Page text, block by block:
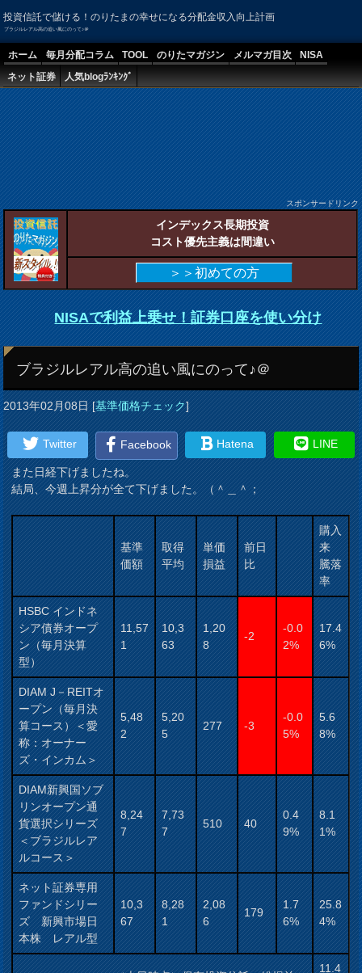
投資信託で儲ける！のりたまの幸せになる分配金収入向上計画
ブラジルレアル高の追い風にのって♪＠
ホーム 毎月分配コラム TOOL のりたマガジン メルマガ目次
NISA
ネット証券
人気blogﾗﾝｷﾝｸﾞ
スポンサードリンク
インデックス長期投資
コスト優先主義は間違い
＞＞初めての方
NISAで利益上乗せ！証券口座を使い分け
ブラジルレアル高の追い風にのって♪＠
2013年02月08日[基準価格チェック]
Twitter Facebook Hatena LINE
また日経下げましたね。
結局、今週上昇分が全て下げました。（＾＿＾；
基準
価額
取得
平均
単価
損益
前日
比
購入
来
騰落
率
HSBC インドネ
シア債券オープ
ン（毎月決算
型）
11,57
1
10,3
63
1,20
8
-2
-0.0
2%
17.4
6%
DIAM J－REITオ
ープン（毎月決
算コース）＜愛
称：オーナー
ズ・インカム＞
5,48
2
5,20
5
277 -3
-0.0
5%
5.6
8%
DIAM新興国ソブ
リンオープン通
貨選択シリーズ
＜ブラジルレア
ルコース＞
8,24
7
7,73
7
510 40
0.4
9%
8.1
1%
ネット証券専用
ファンドシリー
ズ 新興市場日
本株 レアル型
10,3
67
8,28
1
2,08
6
179
1.7
6%
25.8
4%
11.4